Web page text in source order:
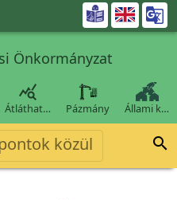

Önkormányzat

Átláthat… Pázmány Állami k…
közül 